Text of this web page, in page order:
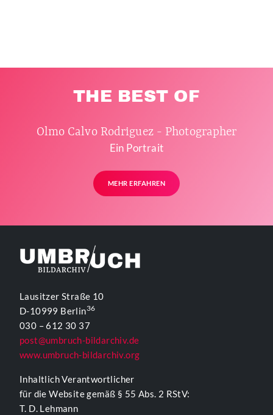
THE BEST OF
Olmo Calvo Rodriguez - Photographer
Ein Portrait
MEHR ERFAHREN
Lausitzer Straße 10
D-10999 Berlin36
030 – 612 30 37
post@umbruch-bildarchiv.de
www.umbruch-bildarchiv.org
Inhaltlich Verantwortlicher
für die Website gemäß § 55 Abs. 2 RStV:
T. D. Lehmann